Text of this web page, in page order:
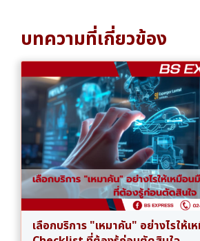
บทความที่เกี่ยวข้อง
เลือกบริการ "เหมาคัน" อย่างไรให้เ